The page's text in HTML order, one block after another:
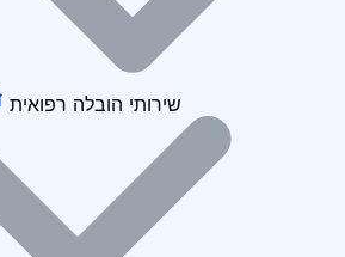
שירותי הובלה רפואית